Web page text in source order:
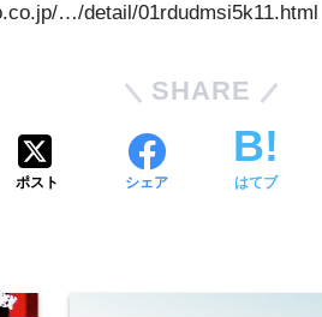
…/detail/01rdudmsi5k11.html
SHARE
ポスト シェア はてブ